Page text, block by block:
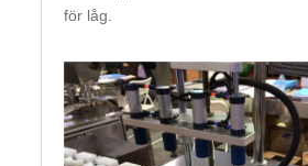
för låg.